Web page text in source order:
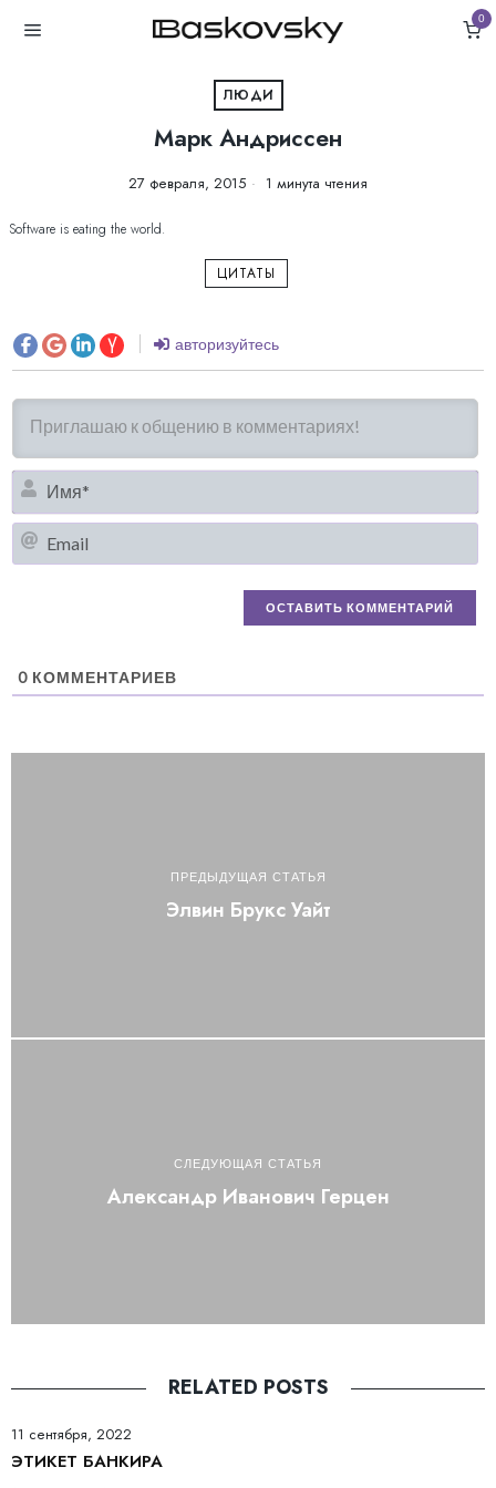
0
ЛЮДИ
Марк Андриссен
27 февраля, 2015 1 минута чтения
Software is eating the world.
ЦИТАТЫ
авторизуйтесь
0 КОММЕНТАРИЕВ
ПРЕДЫДУЩАЯ СТАТЬЯ
Элвин Брукс Уайт
СЛЕДУЮЩАЯ СТАТЬЯ
Александр Иванович Герцен
RELATED POSTS
11 сентября, 2022
ЭТИКЕТ БАНКИРА